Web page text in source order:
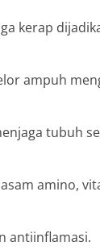
kerap
ampuh
tubuh
amino,
antiinflamasi.